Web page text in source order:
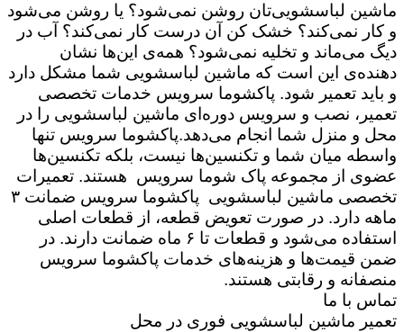
ماشین لباسشویی‌تان روشن نمی‌شود؟ یا روشن می‌شود
و کار نمی‌کند؟ خشک کن آن درست کار نمی‌کند؟ آب در
دیگ می‌ماند و تخلیه نمی‌شود؟ همه‌ی این‌ها نشان
دهنده‌ی این است که ماشین لباسشویی شما مشکل دارد
و باید تعمیر شود. پاکشوما سرویس خدمات تخصصی
تعمیر، نصب و سرویس دوره‌ای ماشین لباسشویی را در
محل و منزل شما انجام می‌دهد.پاکشوما سرویس تنها
واسطه میان شما و تکنسین‌ها نیست، بلکه تکنسین‌ها
عضوی از مجموعه پاک شوما سرویس هستند. تعمیرات
تخصصی ماشین لباسشویی پاکشوما سرویس ضمانت ۳
ماهه دارد. در صورت تعویض قطعه، از قطعات اصلی
استفاده می‌شود و قطعات تا ۶ ماه ضمانت دارند. در
ضمن قیمت‌ها و هزینه‌های خدمات پاکشوما سرویس
منصفانه و رقابتی هستند.
تماس با ما
تعمیر ماشین لباسشویی فوری در محل